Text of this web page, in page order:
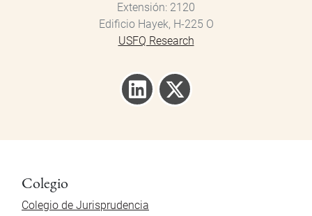
Extensión 2120
Edificio Hayek, H-225 O
USFQ Research
Colegio
Colegio de Jurisprudencia